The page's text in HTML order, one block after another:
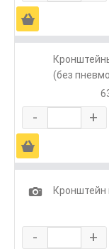
Ä
(без
- +
Ä
1
Кронштейн
- +